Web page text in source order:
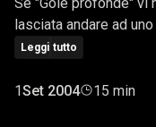
lasciata andare ad
Leggi tutto
1Set 2004 15 min